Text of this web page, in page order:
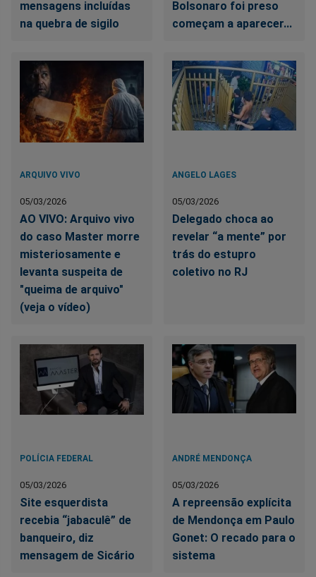
mensagens incluídas
na quebra de sigilo
Bolsonaro foi preso
começam a aparecer...
ARQUIVO VIVO
05/03/2026
AO VIVO: Arquivo vivo
do caso Master morre
misteriosamente e
levanta suspeita de
"queima de arquivo"
(veja o vídeo)
ANGELO LAGES
05/03/2026
Delegado choca ao
revelar “a mente” por
trás do estupro
coletivo no RJ
POLÍCIA FEDERAL
05/03/2026
Site esquerdista
recebia “jabaculê” de
banqueiro, diz
mensagem de Sicário
ANDRÉ MENDONÇA
05/03/2026
A repreensão explícita
de Mendonça em Paulo
Gonet: O recado para o
sistema